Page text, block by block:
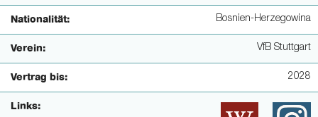
Nationalität: Bosnien-Herzegowina
Verein: VfB Stuttgart
Vertrag bis: 2028
Links: